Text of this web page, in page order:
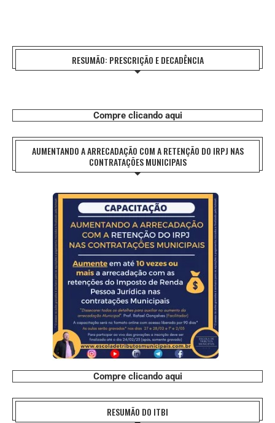
RESUMÃO: PRESCRIÇÃO E DECADÊNCIA
Compre clicando aqui
AUMENTANDO A ARRECADAÇÃO COM A RETENÇÃO DO IRPJ NAS
CONTRATAÇÕES MUNICIPAIS
Compre clicando aqui
RESUMÃO DO ITBI